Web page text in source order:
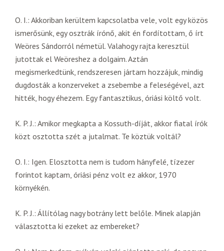
O. I.: Akkoriban kerültem kapcsolatba vele, volt egy közös
ismerősünk, egy osztrák írónő, akit én fordítottam, ő írt
Weöres Sándorról németül. Valahogy rajta keresztül
jutottak el Weöreshez a dolgaim. Aztán
megismerkedtünk, rendszeresen jártam hozzájuk, mindig
dugdosták a konzerveket a zsebembe a feleségével, azt
hitték, hogy éhezem. Egy fantasztikus, óriási költő volt.
K. P. J.: Amikor megkapta a Kossuth-díját, akkor fiatal írók
közt osztotta szét a jutalmat. Te köztük voltál?
O. I.: Igen. Elosztotta nem is tudom hányfelé, tízezer
forintot kaptam, óriási pénz volt ez akkor, 1970
környékén.
K. P. J.: Állítólag nagy botrány lett belőle. Minek alapján
választotta ki ezeket az embereket?